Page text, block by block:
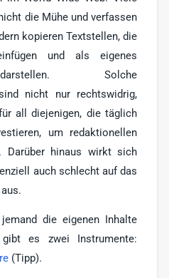
die Mühe und verfassen
kopieren Textstellen, die
und als eigenes
Solche
nicht nur rechtswidrig,
all diejenigen, die täglich
um redaktionellen
Darüber hinaus wirkt sich
auch schlecht auf das
die eigenen Inhalte
es zwei Instrumente:
(Tipp).